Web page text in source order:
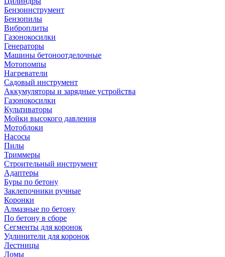
Бензоинструмент
Бензопилы
Виброплиты
Газонокосилки
Генераторы
Машины бетоноотделочные
Мотопомпы
Нагреватели
Садовый инструмент
Аккумуляторы и зарядные устройства
Газонокосилки
Культиваторы
Мойки высокого давления
Мотоблоки
Насосы
Пилы
Триммеры
Строительный инструмент
Адаптеры
Буры по бетону
Заклепочники ручные
Коронки
Алмазные по бетону
По бетону в сборе
Сегменты для коронок
Удлинители для коронок
Лестницы
Ломы